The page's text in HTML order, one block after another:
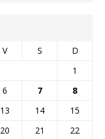
V S D
1
6 7
8
13 14
15
20 21
22